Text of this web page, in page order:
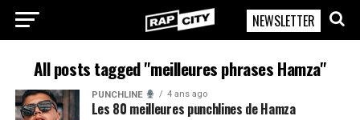
RapCity
NEWSLETTER
All posts tagged "meilleures phrases Hamza"
PUNCHLINE 4 ans ago
Les 80 meilleures punchlines de Hamza